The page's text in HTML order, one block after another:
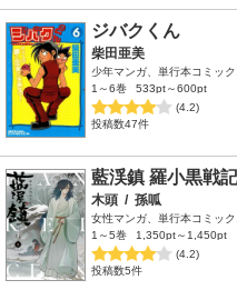
ジバクくん
柴田亜美
少年マンガ、単行本コミック
1～6巻
533pt～600pt
(4.2)
投稿数47件
藍渓鎮 羅小黒戦
木頭 / 孫呱
女性マンガ、単行本コミック
1～5巻
1,350pt～1,450pt
(4.2)
投稿数5件